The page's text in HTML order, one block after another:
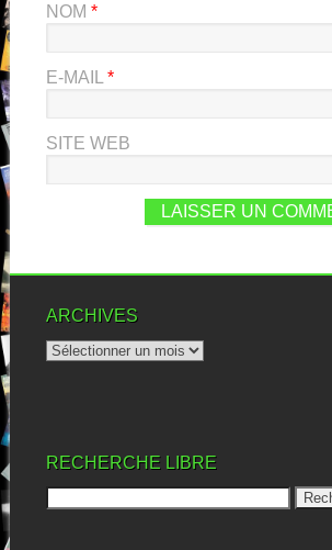
NOM *
E-MAIL *
SITE WEB
ARCHIVES
RECHERCHE LIBRE